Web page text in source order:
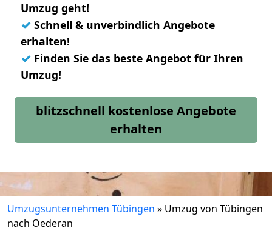
Umzug geht!
✓ Schnell & unverbindlich Angebote
erhalten!
✓ Finden Sie das beste Angebot für Ihren
Umzug!
blitzschnell kostenlose Angebote
erhalten
Umzugsunternehmen Tübingen » Umzug von Tübingen
nach Oederan